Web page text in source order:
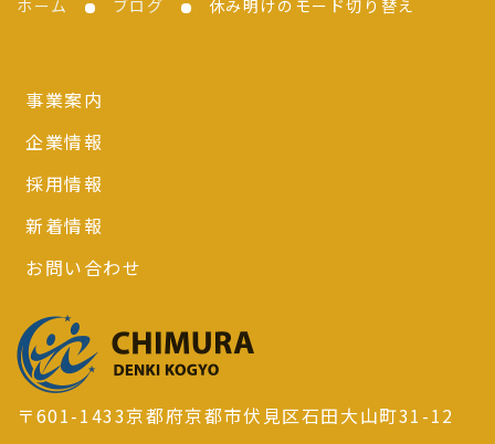
ホーム ブログ 休み明けのモード切り替え
事業案内
企業情報
採用情報
新着情報
お問い合わせ
〒601-1433京都府京都市伏見区石田大山町31-12